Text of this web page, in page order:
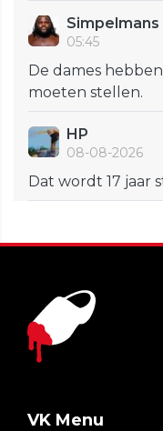
Simpelmans
05:45
De dames
moeten stellen.
HP
08-08-2026
Dat wordt 17 jaar
VK Menu